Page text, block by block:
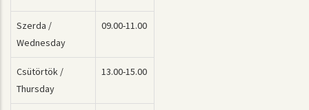
Szerda /
Wednesday
09.00-11.00
Csütörtök /
Thursday
13.00-15.00